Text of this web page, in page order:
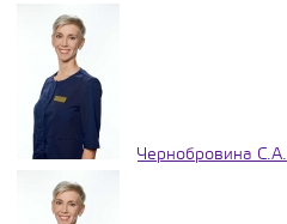
Чернобровина С.А.